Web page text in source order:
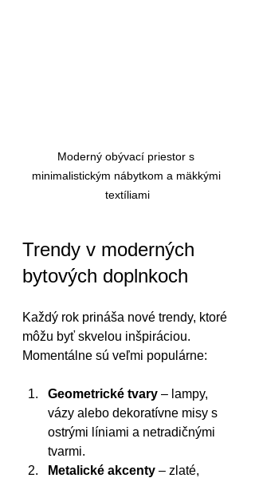
Moderný obývací priestor s
minimalistickým nábytkom a mäkkými
textíliami
Trendy v moderných
bytových doplnkoch
Každý rok prináša nové trendy, ktoré
môžu byť skvelou inšpiráciou.
Momentálne sú veľmi populárne:
Geometrické tvary – lampy,
vázy alebo dekoratívne misy s
ostrými líniami a netradičnými
tvarmi.
Metalické akcenty – zlaté,